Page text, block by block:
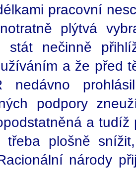
pracovní
plýtvá
stát nečinně
a že před
nedávno
podpory
a tudíž
plošně
národy